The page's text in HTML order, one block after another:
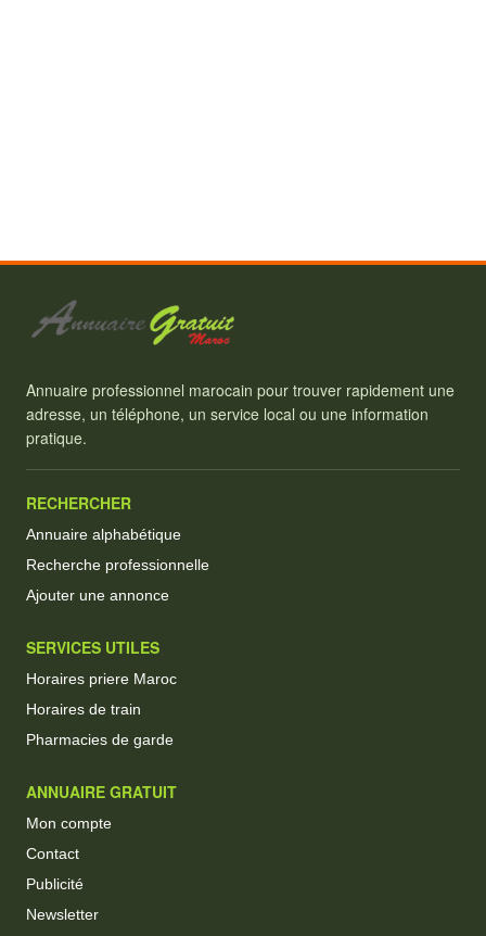
Annuaire professionnel marocain pour trouver rapidement une
adresse, un téléphone, un service local ou une information
pratique.
RECHERCHER
Annuaire alphabétique
Recherche professionnelle
Ajouter une annonce
SERVICES UTILES
Horaires priere Maroc
Horaires de train
Pharmacies de garde
ANNUAIRE GRATUIT
Mon compte
Contact
Publicité
Newsletter